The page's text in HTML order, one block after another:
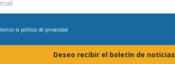
la política de privacidad
Deseo recibir el boletín de noticias